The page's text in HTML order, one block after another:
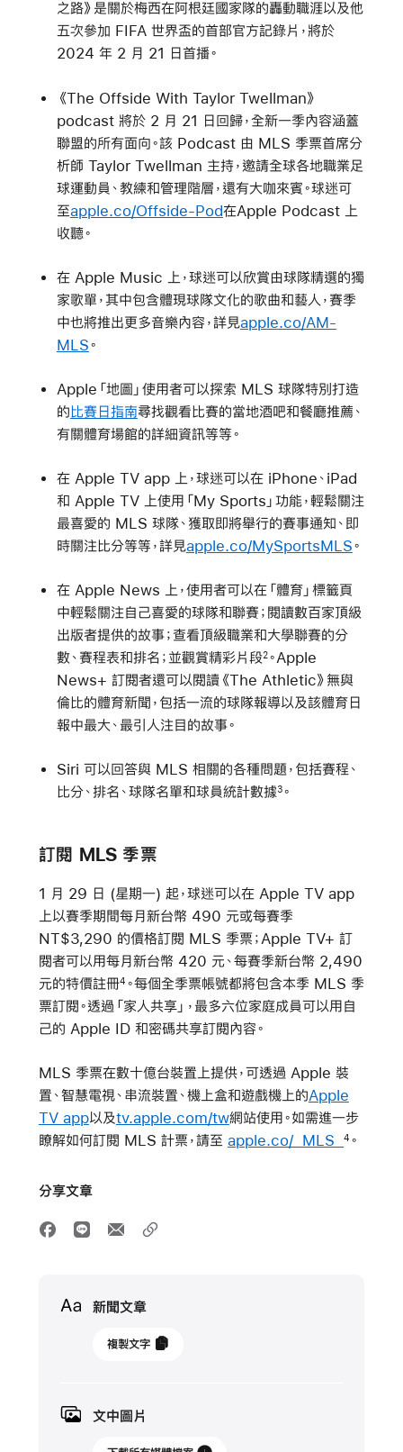
之路》 是關於梅西在阿根廷國家隊的轟動職涯以及他
五次參加 FIFA 世界盃的首部官方記錄片，將於
2024 年 2 月 21 日首播。
《The Offside With Taylor Twellman》
podcast 將於 2 月 21 日回歸，全新一季內容涵蓋
聯盟的所有面向。該 Podcast 由 MLS 季票首席分
析師 Taylor Twellman 主持，邀請全球各地職業足
球運動員、教練和管理階層，還有大咖來賓。球迷可
至apple.co/Offside-Pod在Apple Podcast 上
收聽。
在 Apple Music 上，球迷可以欣賞由球隊精選的獨
家歌單，其中包含體現球隊文化的歌曲和藝人，賽季
中也將推出更多音樂內容，詳見apple.co/AM-
MLS。
Apple「地圖」使用者可以探索 MLS 球隊特別打造
的比賽日指南尋找觀看比賽的當地酒吧和餐廳推薦、
有關體育場館的詳細資訊等等。
在 Apple TV app 上，球迷可以在 iPhone、iPad
和 Apple TV 上使用「My Sports」功能，輕鬆關注
最喜愛的 MLS 球隊、獲取即將舉行的賽事通知、即
時關注比分等等，詳見apple.co/MySportsMLS。
在 Apple News 上，使用者可以在「體育」標籤頁
中輕鬆關注自己喜愛的球隊和聯賽；閱讀數百家頂級
出版者提供的故事；查看頂級職業和大學聯賽的分
數、賽程表和排名；並觀賞精彩片段2。Apple
News+ 訂閱者還可以閱讀《The Athletic》無與
倫比的體育新聞，包括一流的球隊報導以及該體育日
報中最大、最引人注目的故事。
Siri 可以回答與 MLS 相關的各種問題，包括賽程、
比分、排名、球隊名單和球員統計數據 3。
訂閱 MLS 季票
1 月 29 日 (星期一) 起，球迷可以在 Apple TV app
上以賽季期間每月新台幣 490 元或每賽季
NT$3,290 的價格訂閱 MLS 季票；Apple TV+ 訂
閱者可以用每月新台幣 420 元、每賽季新台幣 2,490
元的特價註冊4 。每個全季票帳號都將包含本季 MLS 季
票訂閱。透過「家人共享」，最多六位家庭成員可以用自
己的 Apple ID 和密碼共享訂閱內容。
MLS 季票在數十億台裝置上提供，可透過 Apple 裝
置、智慧電視、串流裝置、機上盒和遊戲機上的Apple
TV app以及tv.apple.com/tw網站使用。如需進一步
瞭解如何訂閱 MLS 計票，請至 apple.co/_MLS_ 4 。
分享文章
新聞文章
2024
月
複製文字
文中圖片